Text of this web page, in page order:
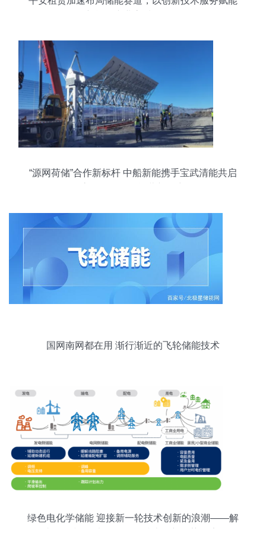
“源网荷储”合作新标杆 中船新能携手宝武清能共启
国网南网都在用 渐行渐近的飞轮储能技术
绿色电化学储能 迎接新一轮技术创新的浪潮——解